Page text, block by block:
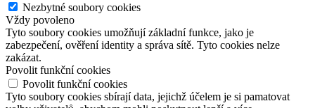
Nezbytné soubory cookies
Vždy povoleno
Tyto soubory cookies umožňují základní funkce, jako je
zabezpečení, ověření identity a správa sítě. Tyto cookies nelze
zakázat.
Povolit funkční cookies
Povolit funkční cookies
Tyto soubory cookies sbírají data, jejichž účelem je si pamatovat